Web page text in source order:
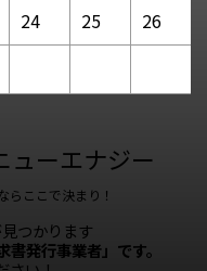
24 25
26
ューエナジー
らここで決まり！
つかります
発行事業者」です。